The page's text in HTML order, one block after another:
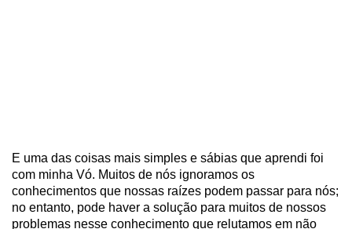
E uma das coisas mais simples e sábias que aprendi foi
com minha Vó. Muitos de nós ignoramos os
conhecimentos que nossas raízes podem passar para nós;
no entanto, pode haver a solução para muitos de nossos
problemas nesse conhecimento que relutamos em não